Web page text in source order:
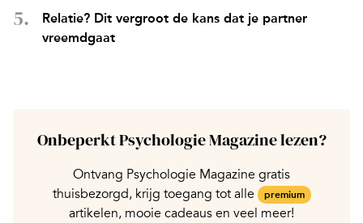
Relatie? Dit vergroot de kans dat je partner
vreemdgaat
Onbeperkt Psychologie Magazine lezen?
Ontvang Psychologie Magazine gratis
thuisbezorgd, krijg toegang tot alle
premium
artikelen, mooie cadeaus en veel meer!